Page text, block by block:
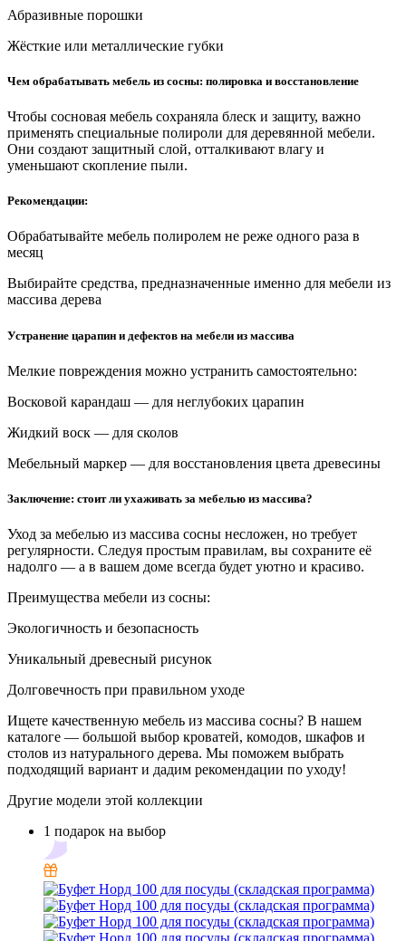
Абразивные порошки
Жёсткие или металлические губки
Чем обрабатывать мебель из сосны: полировка и восстановление
Чтобы сосновая мебель сохраняла блеск и защиту, важно
применять специальные полироли для деревянной мебели.
Они создают защитный слой, отталкивают влагу и
уменьшают скопление пыли.
Рекомендации:
Обрабатывайте мебель полиролем не реже одного раза в
месяц
Выбирайте средства, предназначенные именно для мебели из
массива дерева
Устранение царапин и дефектов на мебели из массива
Мелкие повреждения можно устранить самостоятельно:
Восковой карандаш — для неглубоких царапин
Жидкий воск — для сколов
Мебельный маркер — для восстановления цвета древесины
Заключение: стоит ли ухаживать за мебелью из массива?
Уход за мебелью из массива сосны несложен, но требует
регулярности. Следуя простым правилам, вы сохраните её
надолго — а в вашем доме всегда будет уютно и красиво.
Преимущества мебели из сосны:
Экологичность и безопасность
Уникальный древесный рисунок
Долговечность при правильном уходе
Ищете качественную мебель из массива сосны? В нашем
каталоге — большой выбор кроватей, комодов, шкафов и
столов из натурального дерева. Мы поможем выбрать
подходящий вариант и дадим рекомендации по уходу!
Другие модели этой коллекции
1 подарок на выбор